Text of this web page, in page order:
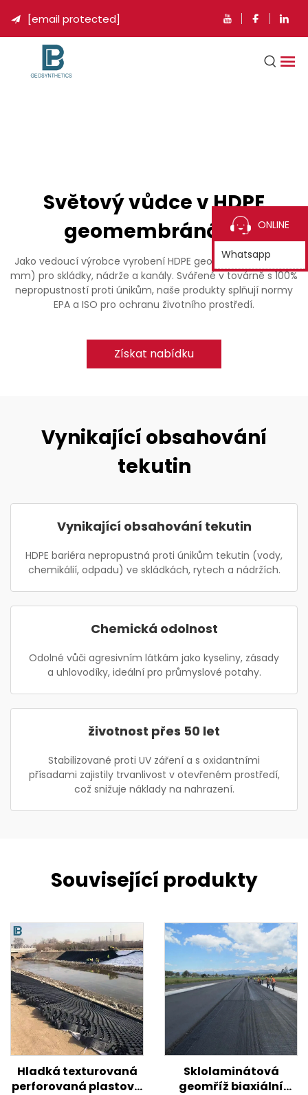
 [email protected]
Světový vůdce v HDPE
geomembránách
Jako vedoucí výrobce vyrobení HDPE geomembrán (0,5-3
mm) pro skládky, nádrže a kanály. Svářené v továrně s 100%
nepropustností proti únikům, naše produkty splňují normy
EPA a ISO pro ochranu životního prostředí.
Získat nabídku
Vynikající obsahování
tekutin
Vynikající obsahování tekutin
HDPE bariéra nepropustná proti únikům tekutin (vody,
chemikálií, odpadu) ve skládkách, rytech a nádržích.
Chemická odolnost
Odolné vůči agresivním látkám jako kyseliny, zásady
a uhlovodíky, ideální pro průmyslové potahy.
životnost přes 50 let
Stabilizované proti UV záření a s oxidantními
přísadami zajistily trvanlivost v otevřeném prostředí,
což snižuje náklady na nahrazení.
Související produkty
Hladká texturovaná
perforovaná plastová
Sklolaminátová
geomříž biaxiální
ONLINE
Whatsapp